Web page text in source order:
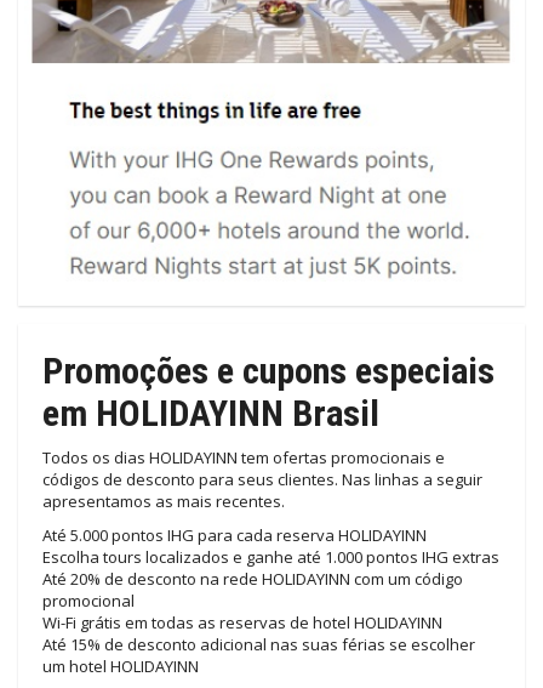
Promoções e cupons especiais
em HOLIDAYINN Brasil
Todos os dias HOLIDAYINN tem ofertas promocionais e
códigos de desconto para seus clientes. Nas linhas a seguir
apresentamos as mais recentes.
Até 5.000 pontos IHG para cada reserva HOLIDAYINN
Escolha tours localizados e ganhe até 1.000 pontos IHG extras
Até 20% de desconto na rede HOLIDAYINN com um código
promocional
Wi-Fi grátis em todas as reservas de hotel HOLIDAYINN
Até 15% de desconto adicional nas suas férias se escolher
um hotel HOLIDAYINN